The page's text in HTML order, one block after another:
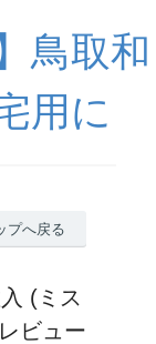
鳥取和
用に
プへ戻る
(ミス
ビュー